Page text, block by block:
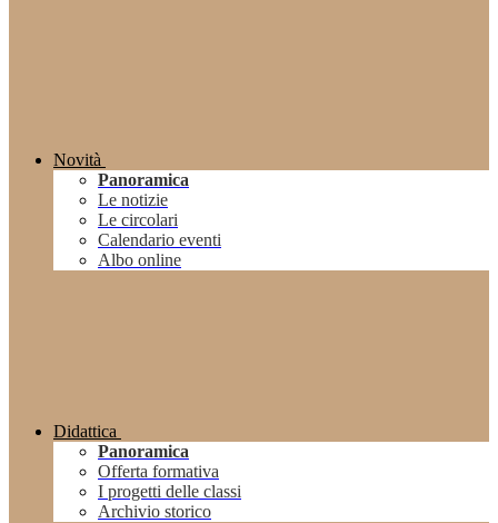
Novità
Panoramica
Le notizie
Le circolari
Calendario eventi
Albo online
Didattica
Panoramica
Offerta formativa
I progetti delle classi
Archivio storico